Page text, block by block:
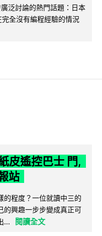
泛討論的熱門話題：日本
全沒有編程經驗的情況
皮遙控巴士 門,
站
的程度？一位就讀中三的
的興趣一步步變成真正可
...
閱讀全文